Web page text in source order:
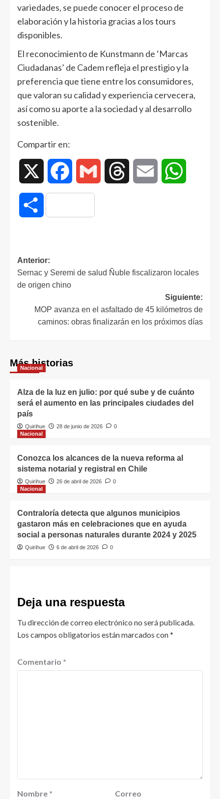
variedades, se puede conocer el proceso de
elaboración y la historia gracias a los tours
disponibles.
El reconocimiento de Kunstmann de ‘Marcas
Ciudadanas’ de Cadem refleja el prestigio y la
preferencia que tiene entre los consumidores,
que valoran su calidad y experiencia cervecera,
así como su aporte a la sociedad y al desarrollo
sostenible.
Compartir en:
Facebook Gmail Threads Email
Compartir
Anterior:
Sernac y Seremi de salud Ñuble fiscalizaron locales
de origen chino
Siguiente:
MOP avanza en el asfaltado de 45 kilómetros de
caminos: obras finalizarán en los próximos días
Más historias
Nacional
Alza de la luz en julio: por qué sube y de cuánto
será el aumento en las principales ciudades del
país
Quirihue 28 de junio de 2026
0
Nacional
Conozca los alcances de la nueva reforma al
sistema notarial y registral en Chile
Quirihue 26 de abril de 2026
0
Nacional
Contraloría detecta que algunos municipios
gastaron más en celebraciones que en ayuda
social a personas naturales durante 2024 y 2025
Quirihue 6 de abril de 2026 0
Deja una respuesta
Tu dirección de correo electrónico no será publicada.
Los campos obligatorios están marcados con*
Comentario *
Nombre *
Correo